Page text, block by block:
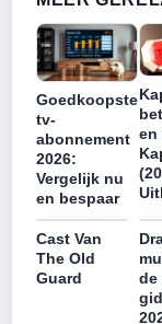
Goedkoopste
tv-
abonnement
2026:
Vergelijk nu
en bespaar
en
Cast Van
The Old
Guard
de